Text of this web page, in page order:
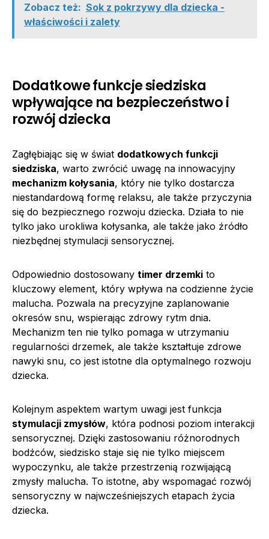
Zobacz też: Sok z pokrzywy dla dziecka -
właściwości i zalety
Dodatkowe funkcje siedziska
wpływające na bezpieczeństwo i
rozwój dziecka
Zagłębiając się w świat dodatkowych funkcji
siedziska, warto zwrócić uwagę na innowacyjny
mechanizm kołysania, który nie tylko dostarcza
niestandardową formę relaksu, ale także przyczynia
się do bezpiecznego rozwoju dziecka. Działa to nie
tylko jako urokliwa kołysanka, ale także jako źródło
niezbędnej stymulacji sensorycznej.
Odpowiednio dostosowany timer drzemki to
kluczowy element, który wpływa na codzienne życie
malucha. Pozwala na precyzyjne zaplanowanie
okresów snu, wspierając zdrowy rytm dnia.
Mechanizm ten nie tylko pomaga w utrzymaniu
regularności drzemek, ale także kształtuje zdrowe
nawyki snu, co jest istotne dla optymalnego rozwoju
dziecka.
Kolejnym aspektem wartym uwagi jest funkcja
stymulacji zmysłów, która podnosi poziom interakcji
sensorycznej. Dzięki zastosowaniu różnorodnych
bodźców, siedzisko staje się nie tylko miejscem
wypoczynku, ale także przestrzenią rozwijającą
zmysły malucha. To istotne, aby wspomagać rozwój
sensoryczny w najwcześniejszych etapach życia
dziecka.